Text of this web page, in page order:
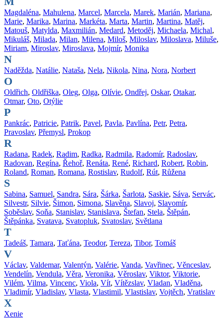
Magdaléna, Mahulena, Marcel, Marcela, Marek, Marián, Mariana,
Marie, Marika, Marina, Markéta, Marta, Martin, Martina, Matěj,
Matouš, Matylda, Maxmilián, Medard, Metoděj, Michaela, Michal,
Mikuláš, Milada, Milan, Milena, Miloš, Miloslav, Miloslava, Miluše,
Miriam, Miroslav, Miroslava, Mojmír, Monika
N
Naděžda, Natálie, Nataša, Nela, Nikola, Nina, Nora, Norbert
O
Oldřich, Oldřiška, Oleg, Olga, Olívie, Ondřej, Oskar, Otakar,
Otmar, Oto, Otýlie
P
Pankrác, Patricie, Patrik, Pavel, Pavla, Pavlína, Petr, Petra,
Pravoslav, Přemysl, Prokop
R
Radana, Radek, Radim, Radka, Radmila, Radomír, Radoslav,
Radovan, Regína, Řehoř, Renáta, René, Richard, Robert, Robin,
Roland, Roman, Romana, Rostislav, Rudolf, Rút, Růžena
S
Sabina, Samuel, Sandra, Sára, Šárka, Šarlota, Saskie, Sáva, Servác,
Silvestr, Silvie, Šimon, Simona, Slavěna, Slavoj, Slavomír,
Soběslav, Soňa, Stanislav, Stanislava, Štefan, Stela, Štěpán,
Štěpánka, Svatava, Svatopluk, Svatoslav, Světlana
T
Tadeáš, Tamara, Taťána, Teodor, Tereza, Tibor, Tomáš
V
Václav, Valdemar, Valentýn, Valérie, Vanda, Vavřinec, Věnceslav,
Vendelín, Vendula, Věra, Veronika, Věroslav, Viktor, Viktorie,
Vilém, Vilma, Vincenc, Viola, Vít, Vítězslav, Vladan, Vladěna,
Vladimír, Vladislav, Vlasta, Vlastimil, Vlastislav, Vojtěch, Vratislav
X
Xenie